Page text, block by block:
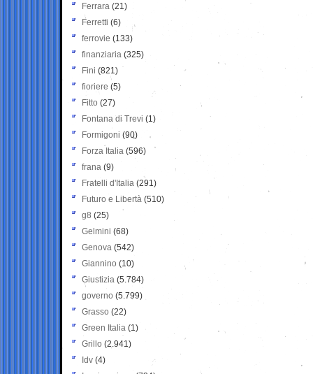
Ferrara (21)
Ferretti (6)
ferrovie (133)
finanziaria (325)
Fini (821)
fioriere (5)
Fitto (27)
Fontana di Trevi (1)
Formigoni (90)
Forza Italia (596)
frana (9)
Fratelli d'Italia (291)
Futuro e Libertà (510)
g8 (25)
Gelmini (68)
Genova (542)
Giannino (10)
Giustizia (5.784)
governo (5.799)
Grasso (22)
Green Italia (1)
Grillo (2.941)
Idv (4)